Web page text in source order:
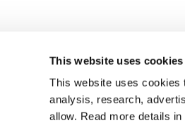
This website uses cookies
This website uses cookies
analysis, research,
allow. Read more details in